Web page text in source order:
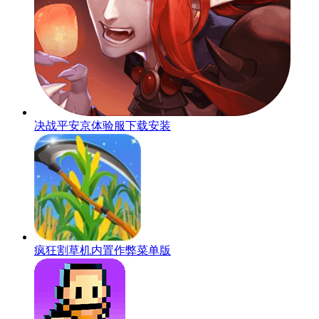
决战平安京体验服下载安装
疯狂割草机内置作弊菜单版